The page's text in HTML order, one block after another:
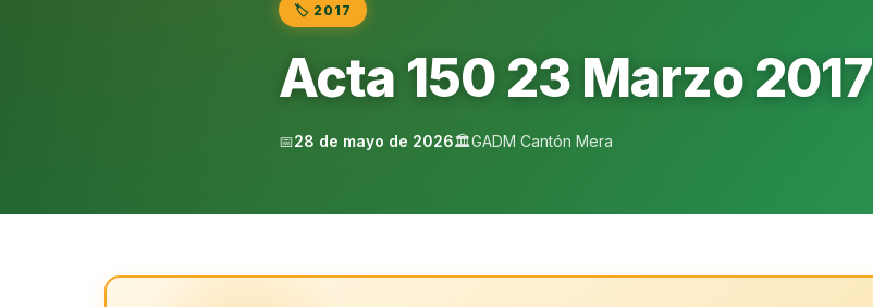
🏷️ 2017
Acta 150 23 Marzo 2017
📅28 de mayo de 2026🏛️GADM Cantón Mera